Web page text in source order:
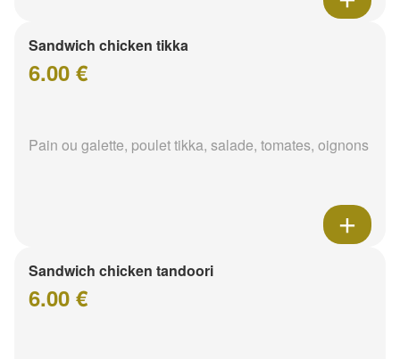
Sandwich chicken tikka
6.00 €
Pain ou galette, poulet tikka, salade, tomates, oignons
Sandwich chicken tandoori
6.00 €